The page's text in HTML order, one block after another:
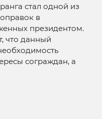
стал одной из
в
президентом.
что данный
сограждан, а